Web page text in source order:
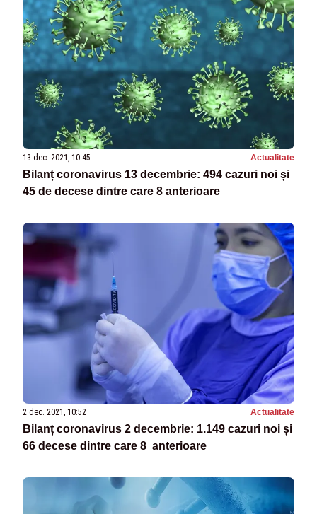
13 dec. 2021, 10:45 Actualitate
Bilanț coronavirus 13 decembrie: 494 cazuri noi și
45 de decese dintre care 8 anterioare
2 dec. 2021, 10:52 Actualitate
Bilanț coronavirus 2 decembrie: 1.149 cazuri noi și
66 decese dintre care 8 anterioare